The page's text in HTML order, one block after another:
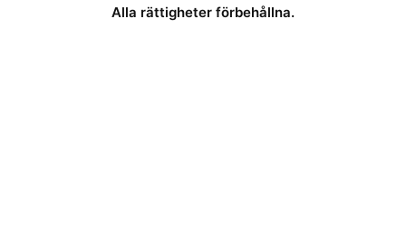
Alla rättigheter förbehållna.